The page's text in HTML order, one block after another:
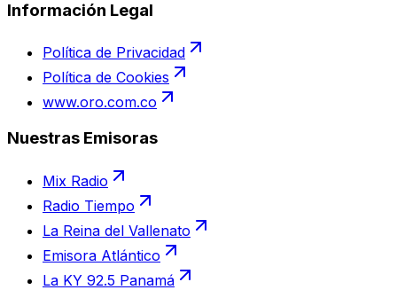
Información Legal
Política de Privacidad
Política de Cookies
www.oro.com.co
Nuestras Emisoras
Mix Radio
Radio Tiempo
La Reina del Vallenato
Emisora Atlántico
La KY 92.5 Panamá